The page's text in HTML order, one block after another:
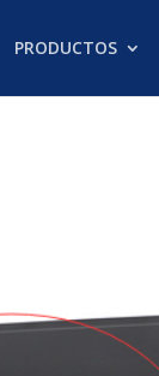
PRODUCTOS